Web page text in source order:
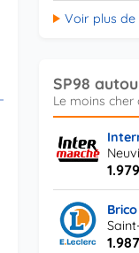
Voir plus
SP98